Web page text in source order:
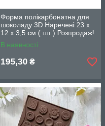
Форма полікарбонатна для
шоколаду 3D Наречені 23 х
12 х 3,5 см ( шт ) Розпродаж!
В наявності
195,30 ₴